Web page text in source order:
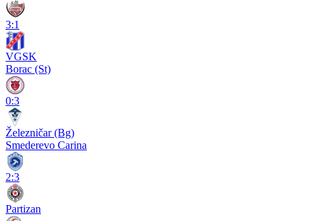
3:1
VGSK
Borac (St)
0:3
Železničar (Bg)
Smederevo Carina
2:3
Partizan